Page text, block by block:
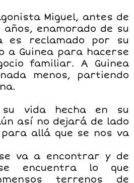
Miguel, antes de
años, enamorado de su
es reclamado por su
a Guinea para hacerse
familiar. A Guinea
menos, partiendo
su vida hecha en su
así no dejará de lado
allá que se nos va
va a encontrar y de
encuentra lo que
terrenos de